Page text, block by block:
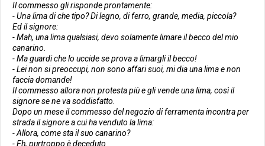
Il commesso gli risponde prontamente:
- Una lima di che tipo? Di legno, di ferro, grande, media, piccola?
Ed il signore:
- Mah, una lima qualsiasi, devo solamente limare il becco del mio
canarino.
- Ma guardi che lo uccide se prova a limargli il becco!
- Lei non si preoccupi, non sono affari suoi, mi dia una lima e non
faccia domande!
Il commesso allora non protesta più e gli vende una lima, così il
signore se ne va soddisfatto.
Dopo un mese il commesso del negozio di ferramenta incontra per
strada il signore a cui ha venduto la lima:
- Allora, come sta il suo canarino?
- Eh, purtroppo è deceduto.